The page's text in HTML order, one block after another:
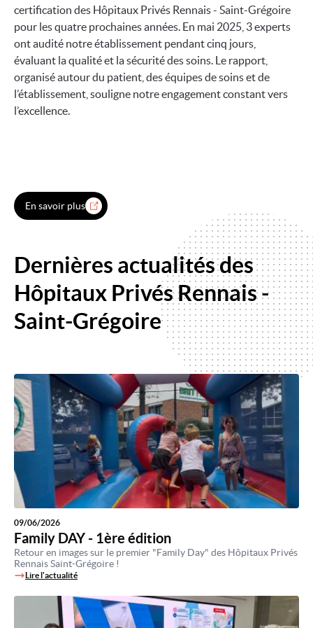
certification des Hôpitaux Privés Rennais - Saint-Grégoire
pour les quatre prochaines années. En mai 2025, 3 experts
ont audité notre établissement pendant cinq jours,
évaluant la qualité et la sécurité des soins. Le rapport,
organisé autour du patient, des équipes de soins et de
l’établissement, souligne notre engagement constant vers
l’excellence.
En savoir plus
Dernières actualités des
Hôpitaux Privés Rennais -
Saint-Grégoire
09/06/2026
Family DAY - 1ère édition
Retour en images sur le premier "Family Day" des Hôpitaux Privés
Rennais Saint-Grégoire !
Lire l'actualité